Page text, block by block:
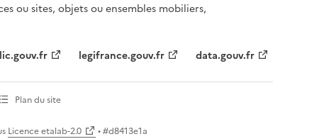
ou sites, objets ou ensembles mobiliers,
legifrance.gouv.fr data.gouv.fr
Plan du site
Licence etalab-2.0 • #d8413e1a